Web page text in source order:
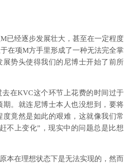
已经逐步发展壮大，甚至在一定程度
在项M方手里形成了一种无法完全掌
势头使得我们的尼博士开始了前所
在KVC这个环节上花费的时间过于
期。就连尼博士本人也没想到，要将
竟然是如此的艰难，这就像我们常
不上变化”，现实中的问题总是比想
本在理想状态下是无法实现的，然而